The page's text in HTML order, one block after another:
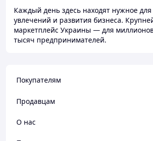
Каждый день здесь находят нужное
увлечений и развития бизнеса.
маркетплейс Украины — для
тысяч предпринимателей.
Покупателям
Продавцам
О нас